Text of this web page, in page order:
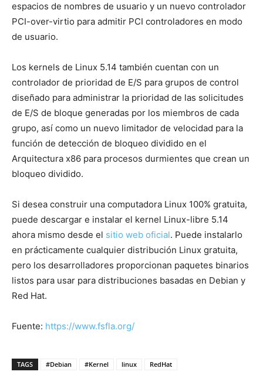
espacios de nombres de usuario y un nuevo controlador
PCI-over-virtio para admitir PCI controladores en modo
de usuario.
Los kernels de Linux 5.14 también cuentan con un
controlador de prioridad de E/S para grupos de control
diseñado para administrar la prioridad de las solicitudes
de E/S de bloque generadas por los miembros de cada
grupo, así como un nuevo limitador de velocidad para la
función de detección de bloqueo dividido en el
Arquitectura x86 para procesos durmientes que crean un
bloqueo dividido.
Si desea construir una computadora Linux 100% gratuita,
puede descargar e instalar el kernel Linux-libre 5.14
ahora mismo desde el sitio web oficial. Puede instalarlo
en prácticamente cualquier distribución Linux gratuita,
pero los desarrolladores proporcionan paquetes binarios
listos para usar para distribuciones basadas en Debian y
Red Hat.
Fuente: https://www.fsfla.org/
TAGS #Debian #Kernel linux RedHat